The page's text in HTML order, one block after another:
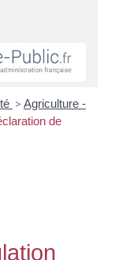
> Agriculture -
de